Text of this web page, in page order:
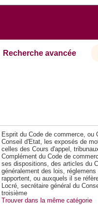
Recherche avancée
Esprit du Code de commerce, ou
Conseil d'Etat, les exposés de
celles des Cours d'appel,
Complément du Code de
ses dispositions, des articles du
généralement des lois,
rapportent, ou auxquels il se
Locré, secrétaire général du
troisième
Trouver dans la même catégorie